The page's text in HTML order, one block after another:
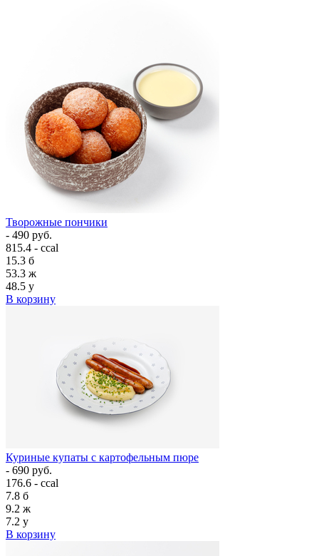
Творожные пончики
- 490 руб.
815.4 - ccal
15.3 б
53.3 ж
48.5 у
В корзину
Куриные купаты с картофельным пюре
- 690 руб.
176.6 - ccal
7.8 б
9.2 ж
7.2 у
В корзину